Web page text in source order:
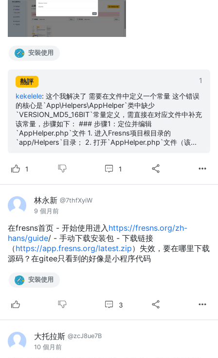
安裝使用
熱評
1
kekelele: 这个我解决了 需要在文件中定义一个常量 这个错误
的核心是`App\Helpers\AppHelper`类中缺少
`VERSION_MD5_16BIT`常量定义，需直接在对应文件中补充
该常量，步骤如下： ### 步骤1：定位并编辑
`AppHelper.php`文件 1. 进入Fresns项目根目录的
`app/Helpers`目录； 2. 打开`AppHelper.php`文件（该...
1 1
林永新 @7thfXyiW
9 個月前
在fresns首页 - 开始使用进入https://fresns.org/zh-
hans/guide/ - 手动下载安装包 - 下载链接
（https://app.fresns.org/latest.zip）失效，要在哪里下载
源码？在gitee只看到的好像是小程序代码
安裝使用
3
大托拉斯 @zcJ8ue7B
10 個月前